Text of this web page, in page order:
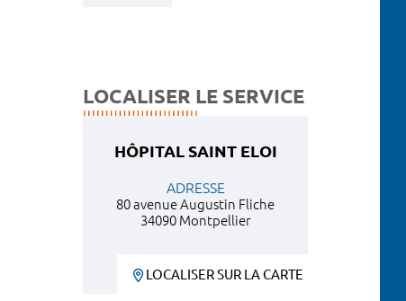
LOCALISER LE SERVICE
HÔPITAL SAINT ELOI
ADRESSE
80 avenue Augustin Fliche
34090 Montpellier
LOCALISER SUR LA CARTE